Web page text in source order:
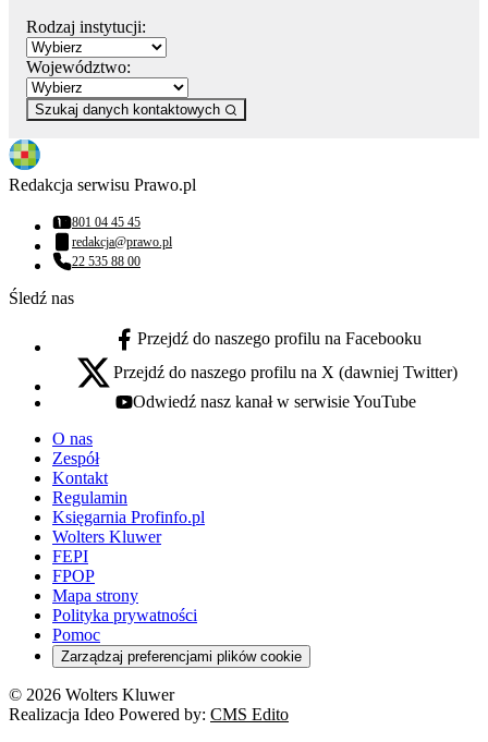
Rodzaj instytucji:
Województwo:
Szukaj danych kontaktowych
Redakcja serwisu Prawo.pl
Numer telefonu:
801 04 45 45
Adres email:
redakcja@prawo.pl
Numer telefonu:
22 535 88 00
Śledź nas
facebook - otwiera się w nowej karcie
Przejdź do naszego profilu na Facebooku
x - otwiera się w nowej karcie
Przejdź do naszego profilu na X (dawniej Twitter)
youtube - otwiera się w nowej karcie
Odwiedź nasz kanał w serwisie YouTube
O nas
Zespół
Kontakt
Regulamin
Księgarnia Profinfo.pl
Wolters Kluwer
FEPI
FPOP
Mapa strony
Polityka prywatności
Pomoc
Zarządzaj preferencjami plików cookie
© 2026 Wolters Kluwer
Realizacja Ideo Powered by: CMS Edito